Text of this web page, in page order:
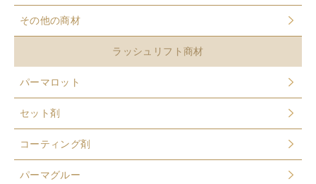
その他の商材
ラッシュリフト商材
パーマロット
セット剤
コーティング剤
パーマグルー